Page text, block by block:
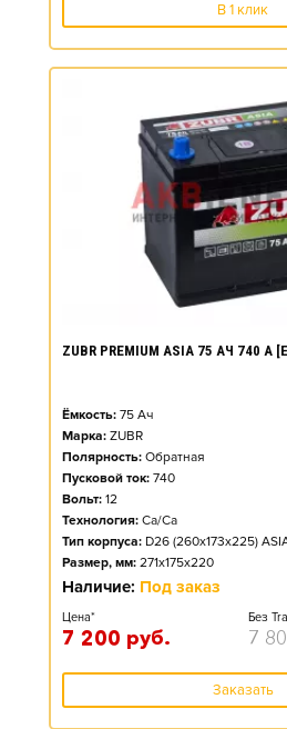
В 1 клик
ZUBR PREMIUM ASIA 75 АЧ 740 А
Ёмкость: 75 Ач
Марка: ZUBR
Полярность: Обратная
Пусковой ток: 740
Вольт: 12
Технология: Ca/Ca
Тип корпуса: D26 (260x173x225)
Размер, мм: 271x175x220
Наличие: Под заказ
Цена*
7 200 руб.
Без
7
Заказать